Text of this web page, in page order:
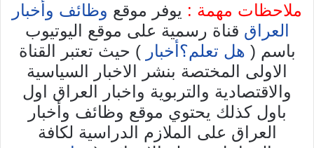
ملاحظات مهمة : يوفر موقع وظائف وأخبار
العراق قناة رسمية على موقع اليوتيوب
باسم ( هل تعلم؟أخبار ) حيث تعتبر القناة
الاولى المختصة بنشر الاخبار السياسية
والاقتصادية والتربوية واخبار العراق اول
باول كذلك يحتوي موقع وظائف وأخبار
العراق على الملازم الدراسية لكافة